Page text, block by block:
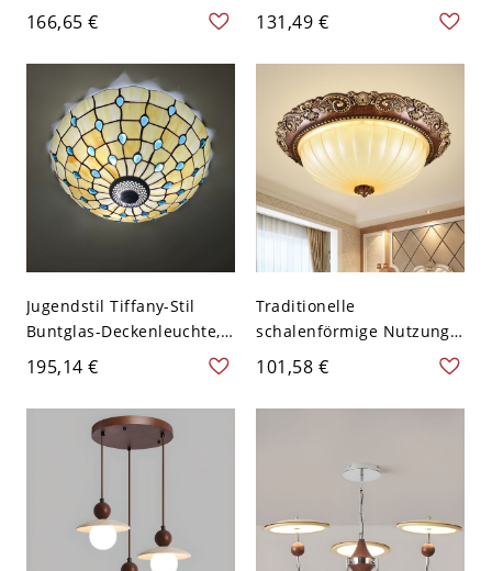
Strukturierte
Wolkenschirm für sanftes
Umgebungslicht - 110V-
120V 40,64 cm
166,65 €
Semi-Flush Deckenleuchte
- 110V-120V Golden 3
Weiß
131,49 €
Jugendstil Tiffany-Stil
Buntglas-Deckenleuchte,
Pfauenfeder-
Deckenmontage - 110V-
120V 40,64 cm
195,14 €
Traditionelle
schalenförmige Nutzung
Klassisch 4/3/2 Lichter
Braune Deckenleuchte -
110V-120V 43,18 cm
101,58 €